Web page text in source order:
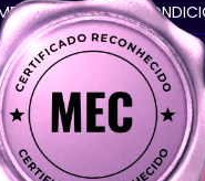
🔒 GARANTIA